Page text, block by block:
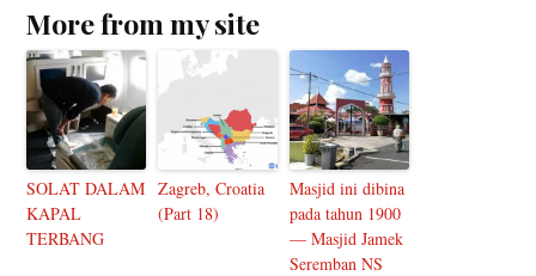
More from my site
SOLAT DALAM
KAPAL
TERBANG
Zagreb, Croatia
(Part 18)
Masjid ini dibina
pada tahun 1900
— Masjid Jamek
Seremban NS